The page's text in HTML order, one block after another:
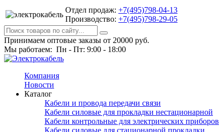
Отдел продаж: +7(495)798-04-13
Производство: +7(495)798-29-05
Принимаем оптовые заказы от 20000 руб.
Мы работаем: Пн - Пт: 9:00 - 18:00
Компания
Новости
Каталог
Кабели и провода передачи связи
Кабели силовые для прокладки нестационарной
Кабели контрольные для электрических приборов
Кабели силовые для стационарной прокладки